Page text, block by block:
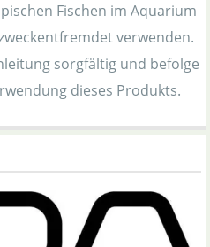
Fischen im Aquarium
verwenden.
sorgfältig und befolge
dieses Produkts.